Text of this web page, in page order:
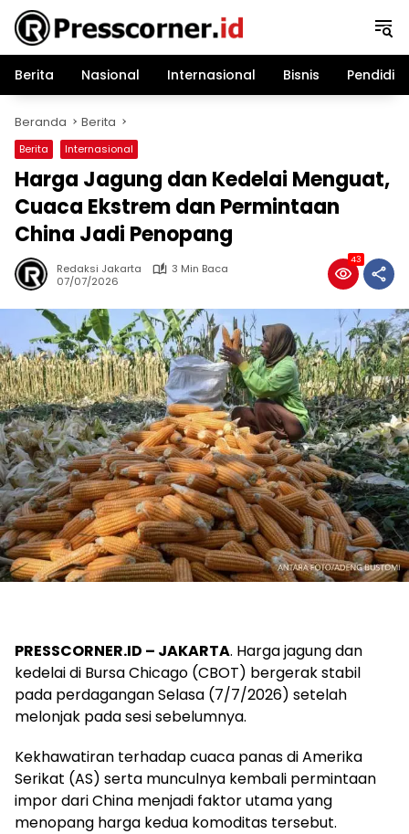
Langsung
konten
Berita
Nasional Internasional Bisnis
Beranda Berita
Berita Internasional
Harga Jagung dan Kedelai Menguat,
Cuaca Ekstrem dan Permintaan
China Jadi Penopang
Redaksi Jakarta
3 Min Baca
07/07/2026
43
PRESSCORNER.ID – JAKARTA. Harga jagung dan
kedelai di Bursa Chicago (CBOT) bergerak stabil
pada perdagangan Selasa (7/7/2026) setelah
melonjak pada sesi sebelumnya.
Kekhawatiran terhadap cuaca panas di Amerika
Serikat (AS) serta munculnya kembali permintaan
impor dari China menjadi faktor utama yang
menopang harga kedua komoditas tersebut.